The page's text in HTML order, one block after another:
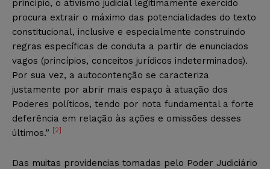
princípio, o ativismo judicial legitimamente exercido
procura extrair o máximo das potencialidades do texto
constitucional, inclusive e especialmente construindo
regras específicas de conduta a partir de enunciados
vagos (princípios, conceitos jurídicos indeterminados).
Por sua vez, a autocontenção se caracteriza
justamente por abrir mais espaço à atuação dos
Poderes políticos, tendo por nota fundamental a forte
deferência em relação às ações e omissões desses
últimos.”
[2]
Das muitas providencias tomadas pelo Poder Judiciário